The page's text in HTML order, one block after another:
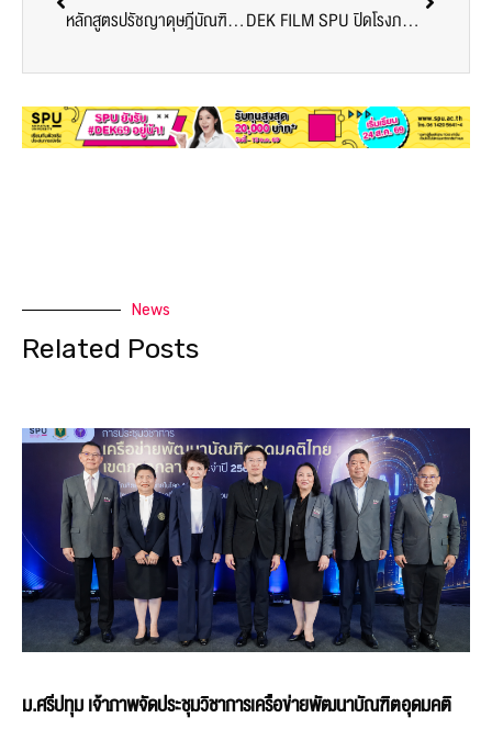
หลักสูตรปรัชญาดุษฎีบัณฑิต สาขาวิชาการบริหารการศึกษา ม.ศรีปทุม ขอเชิญเข้าร่วมสัมมนาวิชาการทางการบริหารการศึกษาเพื่อความยั่งยืน
DEK FILM SPU ปิดโรงภาพยนตร์ดูหนัง BLACK PANTHER 2 SFW Central World สร้างเสริมประสบการณ์การเรียนรู้นอกห้องเรียน
News
Related Posts
ม.ศรีปทุม เจ้าภาพจัดประชุมวิชาการเครือข่ายพัฒนาบัณฑิตอุดมคติ